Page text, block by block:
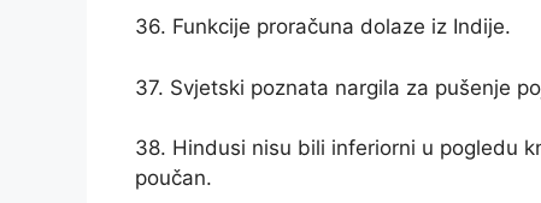
36. Funkcije proračuna dolaze iz Indije.
37. Svjetski poznata nargila za pušenje
38. Hindusi nisu bili inferiorni u pogledu
poučan.